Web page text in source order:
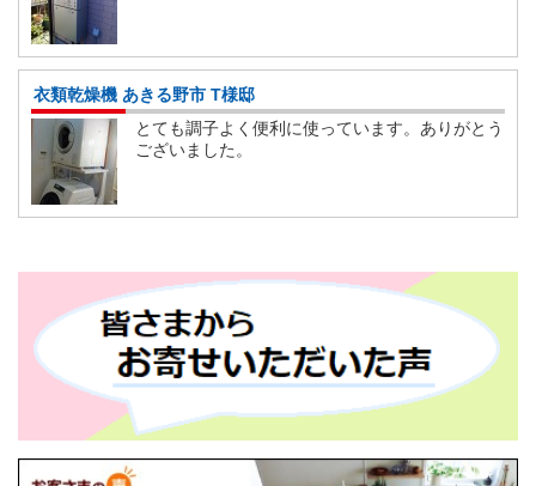
衣類乾燥機 あきる野市 T様邸
とても調子よく便利に使っています。ありがとう
ございました。